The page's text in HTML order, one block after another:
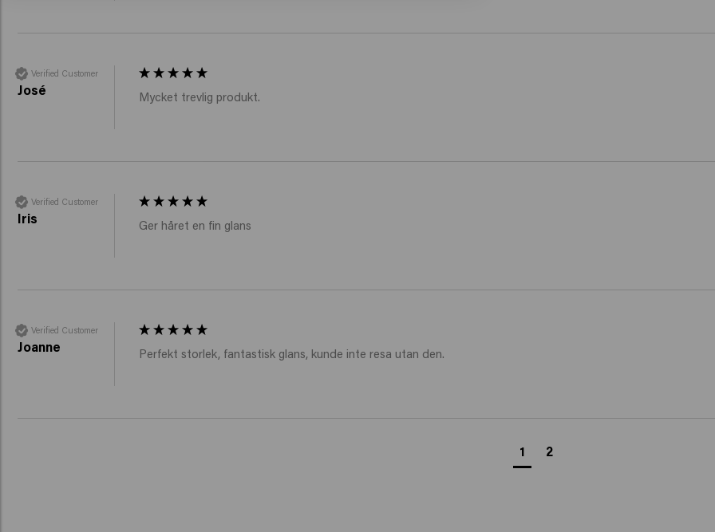
Verified Customer
José
Verified Customer
Iris Ger håret en fin glans
Verified Customer
Joanne Perfekt storlek, fantastisk glans, kunde inte resa utan den.
1 2